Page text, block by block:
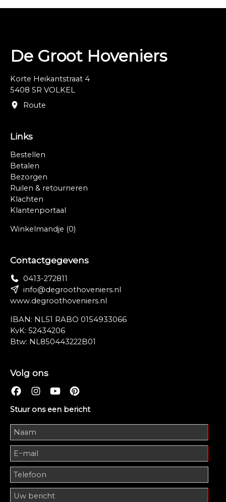
De Groot Hoveniers
Korte Heikantstraat 4
5408 SR VOLKEL
Route
Links
Bestellen
Betalen
Bezorgen
Ruilen & retourneren
Klachten
Klantenportaal
Winkelmandje (0)
Contactgegevens
0413-272811
info@degroothoveniers.nl
www.degroothoveniers.nl
IBAN: NL51 RABO 0154933066
KvK: 52434206
Btw: NL850443222B01
Volg ons
Stuur ons een bericht